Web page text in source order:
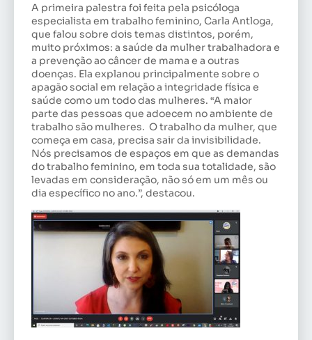
A primeira palestra foi feita pela psicóloga
especialista em trabalho feminino, Carla Antloga,
que falou sobre dois temas distintos, porém,
muito próximos: a saúde da mulher trabalhadora e
a prevenção ao câncer de mama e a outras
doenças. Ela explanou principalmente sobre o
apagão social em relação a integridade física e
saúde como um todo das mulheres. “A maior
parte das pessoas que adoecem no ambiente de
trabalho são mulheres. O trabalho da mulher, que
começa em casa, precisa sair da invisibilidade.
Nós precisamos de espaços em que as demandas
do trabalho feminino, em toda sua totalidade, são
levadas em consideração, não só em um mês ou
dia específico no ano.”, destacou.